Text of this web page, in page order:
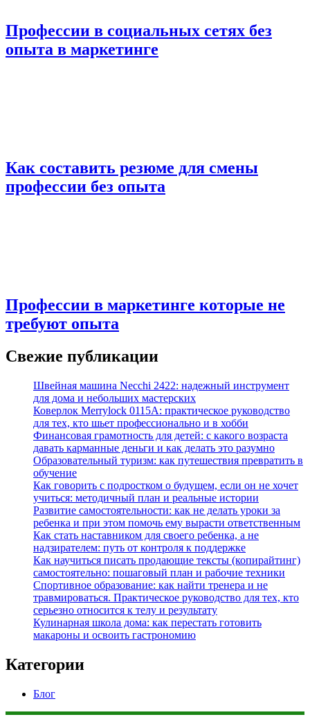
Профессии в социальных сетях без
опыта в маркетинге
Как составить резюме для смены
профессии без опыта
Профессии в маркетинге которые не
требуют опыта
Свежие публикации
Швейная машина Necchi 2422: надежный инструмент
для дома и небольших мастерских
Коверлок Merrylock 0115A: практическое руководство
для тех, кто шьет профессионально и в хобби
Финансовая грамотность для детей: с какого возраста
давать карманные деньги и как делать это разумно
Образовательный туризм: как путешествия превратить в
обучение
Как говорить с подростком о будущем, если он не хочет
учиться: методичный план и реальные истории
Развитие самостоятельности: как не делать уроки за
ребенка и при этом помочь ему вырасти ответственным
Как стать наставником для своего ребенка, а не
надзирателем: путь от контроля к поддержке
Как научиться писать продающие тексты (копирайтинг)
самостоятельно: пошаговый план и рабочие техники
Спортивное образование: как найти тренера и не
травмироваться. Практическое руководство для тех, кто
серьезно относится к телу и результату
Кулинарная школа дома: как перестать готовить
макароны и освоить гастрономию
Категории
Блог